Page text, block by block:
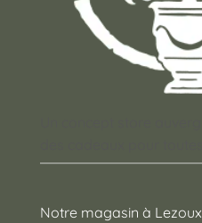
Notre magasin à Lezoux